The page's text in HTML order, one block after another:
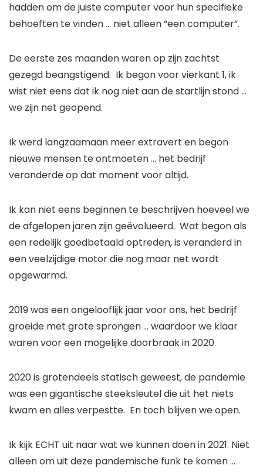
hadden om de juiste computer voor hun specifieke
behoeften te vinden … niet alleen “een computer”.
De eerste zes maanden waren op zijn zachtst
gezegd beangstigend.  Ik begon voor vierkant 1, ik
wist niet eens dat ik nog niet aan de startlijn stond …
we zijn net geopend.
Ik werd langzaamaan meer extravert en begon
nieuwe mensen te ontmoeten … het bedrijf
veranderde op dat moment voor altijd.
Ik kan niet eens beginnen te beschrijven hoeveel we
de afgelopen jaren zijn geëvolueerd.  Wat begon als
een redelijk goedbetaald optreden, is veranderd in
een veelzijdige motor die nog maar net wordt
opgewarmd.
2019 was een ongelooflijk jaar voor ons, het bedrijf
groeide met grote sprongen … waardoor we klaar
waren voor een mogelijke doorbraak in 2020.
2020 is grotendeels statisch geweest, de pandemie
was een gigantische steeksleutel die uit het niets
kwam en alles verpestte.  En toch blijven we open.
Ik kijk ECHT uit naar wat we kunnen doen in 2021. Niet
alleen om uit deze pandemische funk te komen …